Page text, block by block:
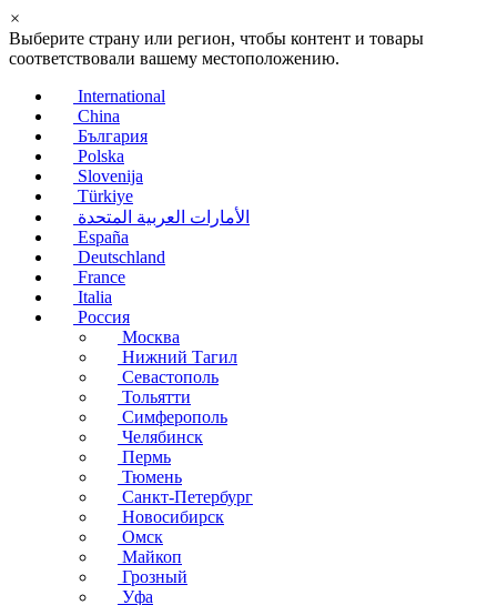
×
Выберите страну или регион, чтобы контент и товары
соответствовали вашему местоположению.
International
China
България
Polska
Slovenija
Türkiye
الأمارات العربية المتحدة
España
Deutschland
France
Italia
Россия
Москва
Нижний Тагил
Севастополь
Тольятти
Симферополь
Челябинск
Пермь
Тюмень
Санкт-Петербург
Новосибирск
Омск
Майкоп
Грозный
Уфа